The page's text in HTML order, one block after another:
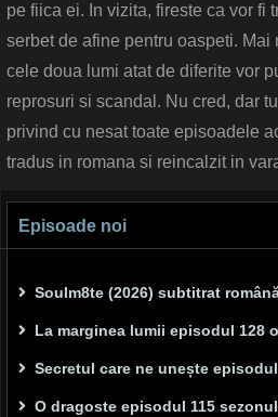
pe fiica ei. In vizita, fireste ca vor fi
serbet de afine pentru oaspeti. Mai
cele doua lumi atat de diferite vor
reprosuri si scandal. Nu cred, dar
privind cu nesat toate episoadele
tradus in romana si reincalzit in
Episoade noi
Soulm8te (2026) subtitrat
La marginea lumii episodul 128
Secretul care ne unește
O dragoste episodul 115